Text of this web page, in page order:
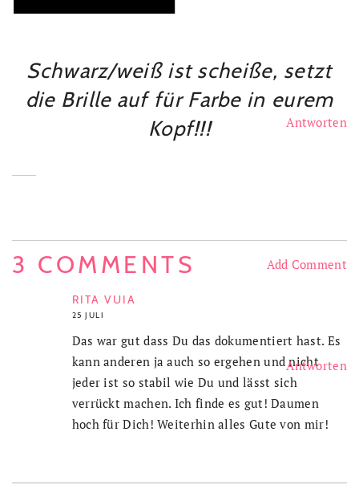
Schwarz/weiß ist scheiße, setzt
die Brille auf für Farbe in eurem
Kopf!!!
3 COMMENTS Add Comment
RITA VUIA
25 JULI
Antworten
Das war gut dass Du das dokumentiert hast. Es
kann anderen ja auch so ergehen und nicht
jeder ist so stabil wie Du und lässt sich
verrückt machen. Ich finde es gut! Daumen
hoch für Dich! Weiterhin alles Gute von mir!
Antworten